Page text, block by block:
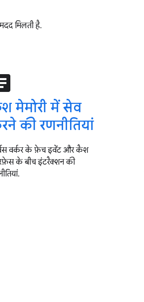
मिलती है.
मेमोरी में सेव
की रणनीतियां
वर्कर के फ़ेच इवेंट और कैश
के बीच इंटरैक्शन की